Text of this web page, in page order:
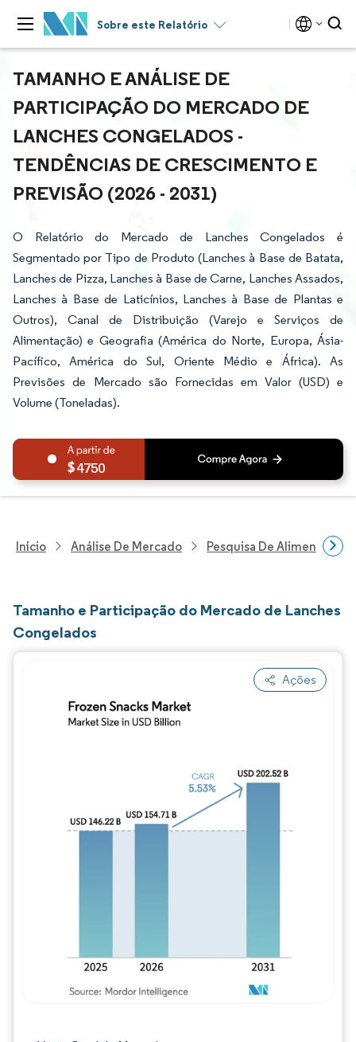
Sobre este Relatório
TAMANHO E ANÁLISE DE
PARTICIPAÇÃO DO MERCADO DE
LANCHES CONGELADOS -
TENDÊNCIAS DE CRESCIMENTO E
PREVISÃO (2026 - 2031)
O Relatório do Mercado de Lanches Congelados é
Segmentado por Tipo de Produto (Lanches à Base de Batata,
Lanches de Pizza, Lanches à Base de Carne, Lanches Assados,
Lanches à Base de Laticínios, Lanches à Base de Plantas e
Outros), Canal de Distribuição (Varejo e Serviços de
Alimentação) e Geografia (América do Norte, Europa, Ásia-
Pacífico, América do Sul, Oriente Médio e África). As
Previsões de Mercado são Fornecidas em Valor (USD) e
Volume (Toneladas).
4750
Início Análise De Mercado Pesquisa De Alimentos E
Tamanho e Participação do Mercado de Lanches
Congelados
Ações